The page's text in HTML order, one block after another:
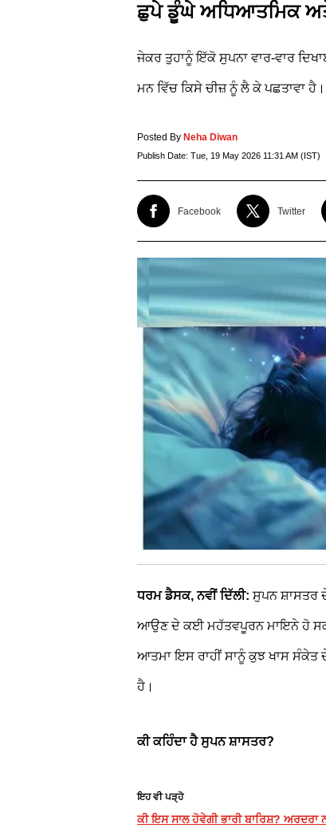
ਛੁਪੇ ਡੂੰਘੇ ਅਧਿਆਤਮਿਕ
ਜੇਕਰ ਤੁਹਾਨੂੰ ਇੱਕੋ ਸੁਪਨਾ ਵਾਰ-ਵਾਰ
ਮਨ ਵਿੱਚ ਕਿਸੇ ਚੀਜ਼ ਨੂੰ ਲੈ ਕੇ ਪਛਤਾਵਾ ਹੈ।
Posted By Neha Diwan
Publish Date: Tue, 19 May 2026 11:31 AM (IST)
Facebook Twitter
ਧਰਮ ਡੈਸਕ, ਨਵੀਂ ਦਿੱਲੀ: ਸੁਪਨ ਸ਼ਾਸਤਰ
ਆਉਣ ਦੇ ਕਈ ਮਹੱਤਵਪੂਰਨ ਮਾਇਨੇ ਹੋ
ਆਤਮਾ ਇਸ ਰਾਹੀਂ ਸਾਨੂੰ ਕੁਝ ਖਾਸ ਸੰਕੇਤ
ਹੈ।
ਕੀ ਕਹਿੰਦਾ ਹੈ ਸੁਪਨ ਸ਼ਾਸਤਰ?
ਇਹ ਵੀ ਪੜ੍ਹੋ
ਕੀ ਇਸ ਸਾਲ ਹੋਵੇਗੀ ਭਾਰੀ ਬਾਰਿਸ਼?